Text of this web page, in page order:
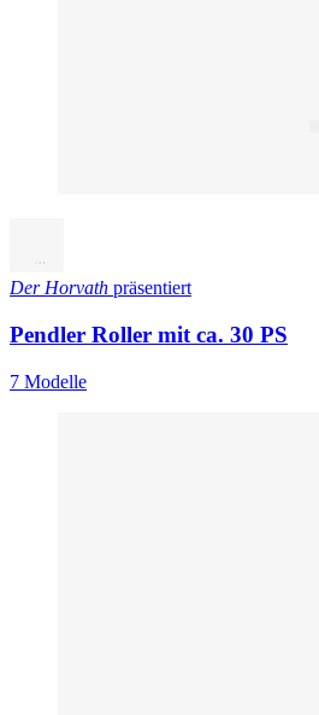
Der Horvath präsentiert
Pendler Roller mit ca. 30 PS
7 Modelle